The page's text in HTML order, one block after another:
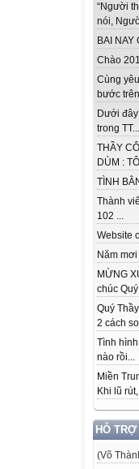
“Người
nói,
BAI NAY
Chào
Cùng
bước
Dưới
trong TT...
THẦY
DÙM :
TÌNH
Thành
102 ...
Website
Năm
MỪNG
chúc
Quý
2 cách
Tình
nào rồi...
Miền
Khi lũ
HỖ
(Võ